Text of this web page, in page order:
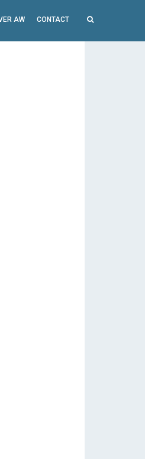
AW CONTACT